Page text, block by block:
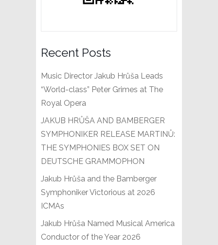
Recent Posts
Music Director Jakub Hrůša Leads
“World-class” Peter Grimes at The
Royal Opera
JAKUB HRŮŠA AND BAMBERGER
SYMPHONIKER RELEASE MARTINŮ:
THE SYMPHONIES BOX SET ON
DEUTSCHE GRAMMOPHON
Jakub Hrůša and the Bamberger
Symphoniker Victorious at 2026
ICMAs
Jakub Hrůša Named Musical America
Conductor of the Year 2026